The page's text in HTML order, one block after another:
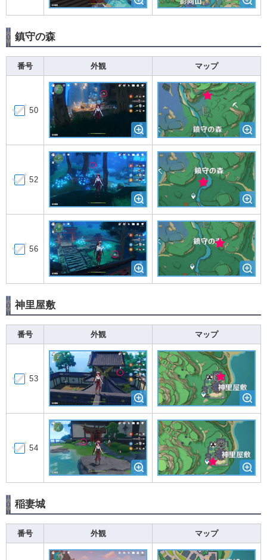
鎮守の森
番号 外観 マップ
50
52
56
神里屋敷
番号 外観 マップ
53
54
稲妻城
番号 外観 マップ